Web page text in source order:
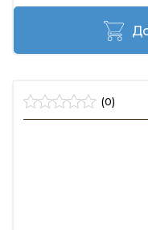
(0)